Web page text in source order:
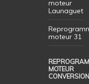
moteur
Launaguet
moteur 31
MOTEUR
CONVERSION